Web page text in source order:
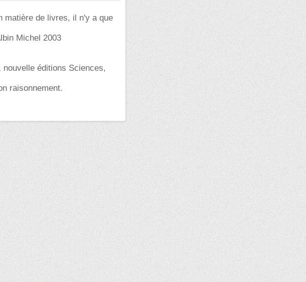
matière de livres, il n'y a que
Michel 2003
éditions Sciences,
raisonnement.